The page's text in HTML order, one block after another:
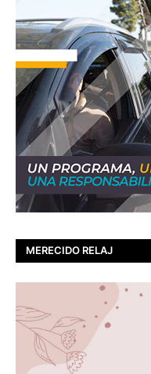
MERECIDO RELAJ